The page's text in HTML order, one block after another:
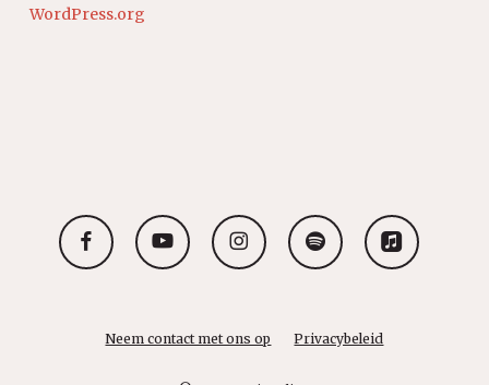
WordPress.org
facebook youtube instagram spotify applemusic
Neem contact met ons op Privacybeleid